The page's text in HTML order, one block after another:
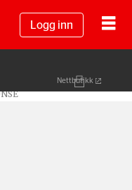
Logg inn
Nettbutikk